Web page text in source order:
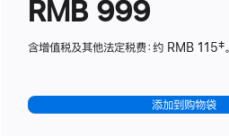
RMB 999
含增值税及其他法定税费：约 RMB 115‡。
添加到购物袋